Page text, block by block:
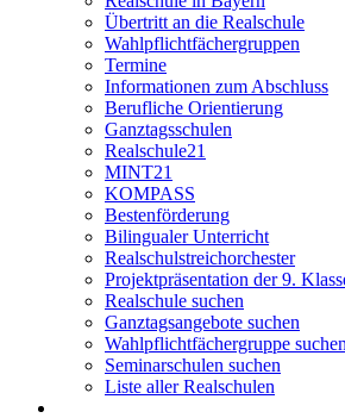
Übertritt an die Realschule
Wahlpflichtfächergruppen
Termine
Informationen zum Abschluss
Berufliche Orientierung
Ganztagsschulen
Realschule21
MINT21
KOMPASS
Bestenförderung
Bilingualer Unterricht
Realschulstreichorchester
Projektpräsentation der 9.
Realschule suchen
Ganztagsangebote suchen
Wahlpflichtfächergruppe suchen
Seminarschulen suchen
Liste aller Realschulen